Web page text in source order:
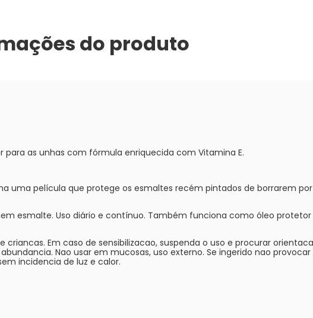
do produto
as unhas com fórmula enriquecida com Vitamina E.
uma película que protege os esmaltes recém pintados de borrarem
esmalte. Uso diário e contínuo. Também funciona como óleo protetor
criancas. Em caso de sensibilizacao, suspenda o uso e procurar
Nao usar em mucosas, uso externo. Se ingerido nao
incidencia de luz e calor.